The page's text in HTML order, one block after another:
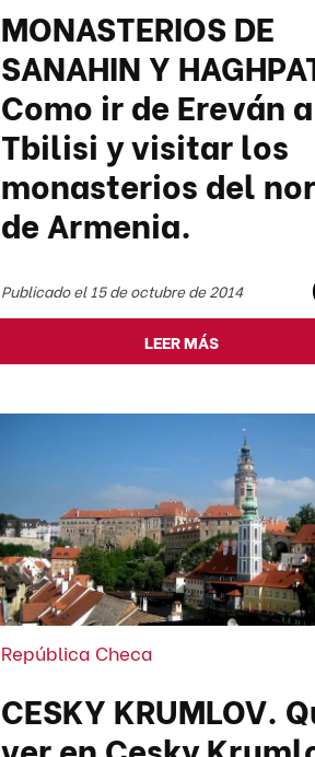
MONASTERIOS DE
SANAHIN Y
Como ir de Ereván a
Tbilisi y visitar los
monasterios del
de Armenia.
Publicado el 15 de octubre de 2014
LEER MÁS
República Checa
CESKY KRUMLOV.